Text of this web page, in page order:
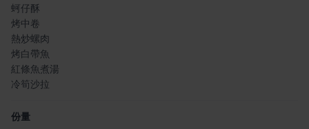
蚵仔酥
烤中卷
熱炒螺肉
烤白帶魚
紅條魚煮湯
冷筍沙拉
份量